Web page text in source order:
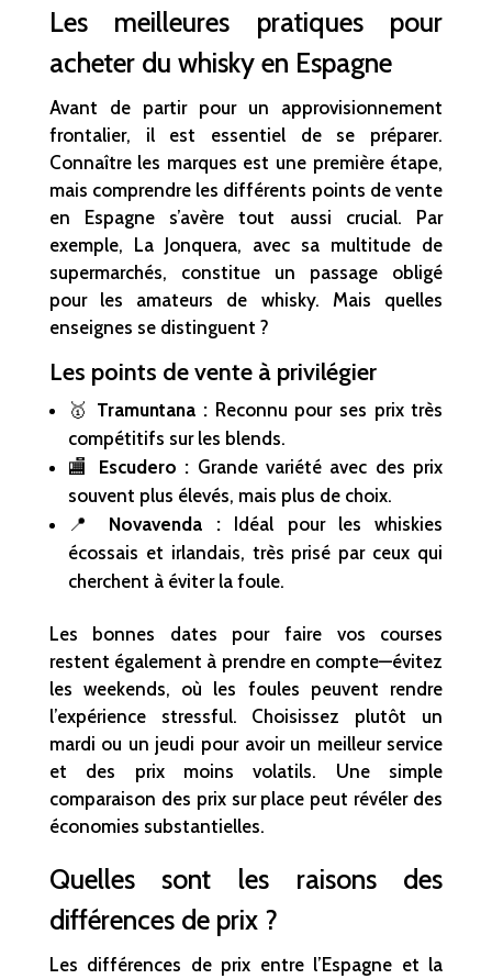
Les meilleures pratiques pour
acheter du whisky en Espagne
Avant de partir pour un approvisionnement
frontalier, il est essentiel de se préparer.
Connaître les marques est une première étape,
mais comprendre les différents points de vente
en Espagne s’avère tout aussi crucial. Par
exemple, La Jonquera, avec sa multitude de
supermarchés, constitue un passage obligé
pour les amateurs de whisky. Mais quelles
enseignes se distinguent ?
Les points de vente à privilégier
🥇 Tramuntana :Reconnu pour ses prix très
compétitifs sur les blends.
🏬 Escudero : Grande variété avec des prix
souvent plus élevés, mais plus de choix.
📍 Novavenda :Idéal pour les whiskies
écossais et irlandais, très prisé par ceux qui
cherchent à éviter la foule.
Les bonnes dates pour faire vos courses
restent également à prendre en compte—évitez
les weekends, où les foules peuvent rendre
l’expérience stressful. Choisissez plutôt un
mardi ou un jeudi pour avoir un meilleur service
et des prix moins volatils. Une simple
comparaison des prix sur place peut révéler des
économies substantielles.
Quelles sont les raisons des
différences de prix ?
Les différences de prix entre l’Espagne et la